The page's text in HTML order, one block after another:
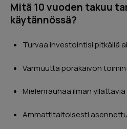
Mitä 10 vuoden takuu
käytännössä?
Turvaa investointisi pitkällä
Varmuutta porakaivon
Mielenrauhaa ilman
Ammattitaitoisesti